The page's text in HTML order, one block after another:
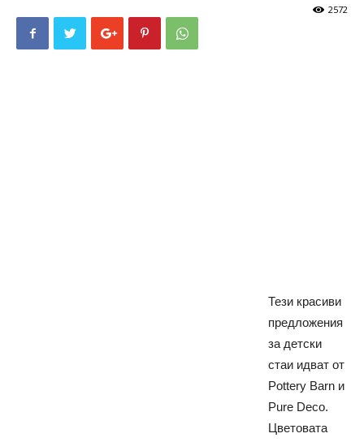
2572
Тези красиви
предложения
за детски
стаи идват от
Pottery Barn и
Pure Deco.
Цветовата